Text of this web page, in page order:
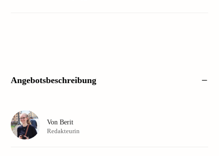
Angebotsbeschreibung
Von Berit
Redakteurin